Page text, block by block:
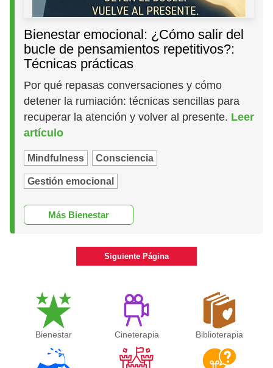
Bienestar emocional: ¿Cómo salir del
bucle de pensamientos repetitivos?:
Técnicas prácticas
Por qué repasas conversaciones y cómo
detener la rumiación: técnicas sencillas para
recuperar la atención y volver al presente. Leer
artículo
Mindfulness Consciencia
Gestión emocional
Más Bienestar
Siguiente Página
Bienestar Cineterapia Biblioterapia